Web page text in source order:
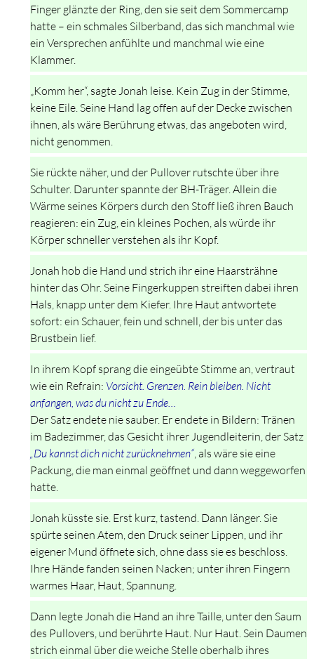
Finger glänzte der Ring, den sie seit dem Sommercamp
hatte – ein schmales Silberband, das sich manchmal wie
ein Versprechen anfühlte und manchmal wie eine
Klammer.
„Komm her“, sagte Jonah leise. Kein Zug in der Stimme,
keine Eile. Seine Hand lag offen auf der Decke zwischen
ihnen, als wäre Berührung etwas, das angeboten wird,
nicht genommen.
Sie rückte näher, und der Pullover rutschte über ihre
Schulter. Darunter spannte der BH-Träger. Allein die
Wärme seines Körpers durch den Stoff ließ ihren Bauch
reagieren: ein Zug, ein kleines Pochen, als würde ihr
Körper schneller verstehen als ihr Kopf.
Jonah hob die Hand und strich ihr eine Haarsträhne
hinter das Ohr. Seine Fingerkuppen streiften dabei ihren
Hals, knapp unter dem Kiefer. Ihre Haut antwortete
sofort: ein Schauer, fein und schnell, der bis unter das
Brustbein lief.
In ihrem Kopf sprang die eingeübte Stimme an, vertraut
wie ein Refrain: Vorsicht. Grenzen. Rein bleiben. Nicht
anfangen, was du nicht zu Ende…
Der Satz endete nie sauber. Er endete in Bildern: Tränen
im Badezimmer, das Gesicht ihrer Jugendleiterin, der Satz
„Du kannst dich nicht zurücknehmen“, als wäre sie eine
Packung, die man einmal geöffnet und dann weggeworfen
hatte.
Jonah küsste sie. Erst kurz, tastend. Dann länger. Sie
spürte seinen Atem, den Druck seiner Lippen, und ihr
eigener Mund öffnete sich, ohne dass sie es beschloss.
Ihre Hände fanden seinen Nacken; unter ihren Fingern
warmes Haar, Haut, Spannung.
Dann legte Jonah die Hand an ihre Taille, unter den Saum
des Pullovers, und berührte Haut. Nur Haut. Sein Daumen
strich einmal über die weiche Stelle oberhalb ihres